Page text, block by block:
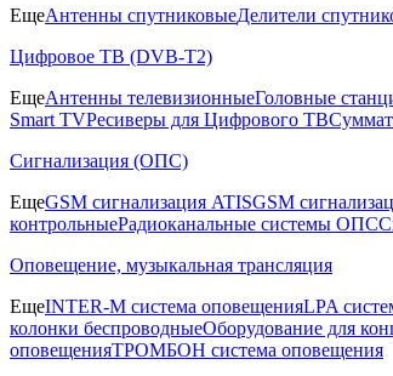
ЕщеАнтенны спутниковыеДелители
Цифровое ТВ (DVB-T2)
ЕщеАнтенны телевизионныеГоловные
Smart TVРесиверы для Цифрового ТВ
Сигнализация (ОПС)
ЕщеGSM сигнализация ATISGSM
контрольныеРадиоканальные системы ОПС
Оповещение, музыкальная трансляция
ЕщеINTER-M система оповещенияLPA
колонки беспроводныеОборудование для
оповещенияТРОМБОН система оповещения